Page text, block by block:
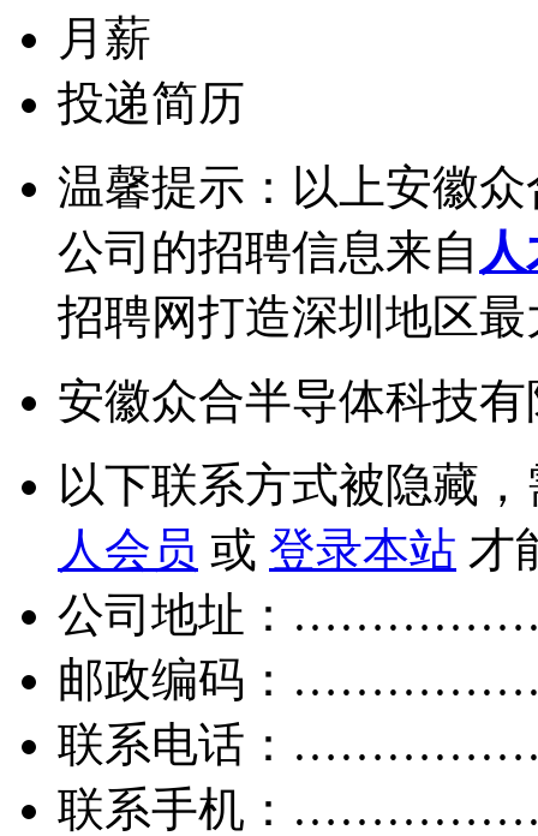
月薪
投递简历
温馨提示：以上安徽
公司的招聘信息来自
招聘网打造深圳地区
安徽众合半导体科技
以下联系方式被隐藏
人会员 或 登录本站 才
公司地址：
邮政编码：
联系电话：
联系手机：